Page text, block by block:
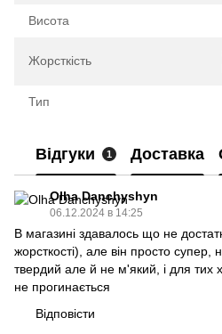
Висота
Жорсткість
Тип
Відгуки 1 Доставка
Olha Danchyshyn
06.12.2024 в 14:25
В магазині здавалось що не
жорсткості), але він просто супер,
твердий але й не м'який, і для тих
не прогинається
Відповісти